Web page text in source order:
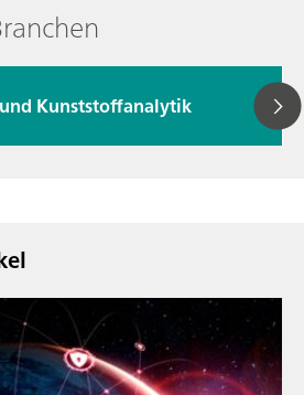
Kunststoffanalytik